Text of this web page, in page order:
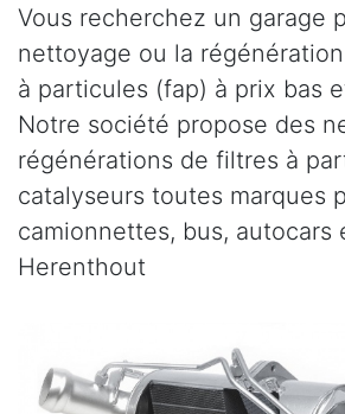
Vous recherchez un garage
nettoyage ou la
à particules (fap) à prix bas
Notre société propose des
régénérations de filtres à
catalyseurs toutes marques
camionnettes, bus, autocars
Herenthout